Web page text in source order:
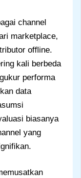
channel
marketplace,
offline.
kali berbeda
performa
data
biasanya
yang